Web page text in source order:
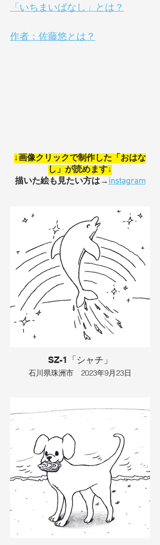
​「いちまいばなし」 とは？
​作者：佐藤悠とは？
​↓画像クリックで制作した「おはな
し」が読めます↓
描いた絵も見たい方は→instagram
SZ-1「シャチ」
石川県珠洲市 2023年9月23日
して自分を誇示していました。すると空
に虹がかかってキラキラと光り出しまし
た。今度は雨が降ってきて、雷も鳴りだ
し、海も荒れてきました。その時目が光
り、海の主が目を覚ましました。その主
はクジラで、イルカを丸呑みにしてしま
いました。と思ったら、クジラは潮を吹
いて、イルカは外に飛び出しました。イ
ルカは大変な思いをして外に出たので、
海の良さを感じ、もう飛び跳ねるのはや
めることにしました。そこに友達のシャ
チがやってきました。そしてみんなで幸
せな一生を暮らしました。
イラスト：TAMAYA